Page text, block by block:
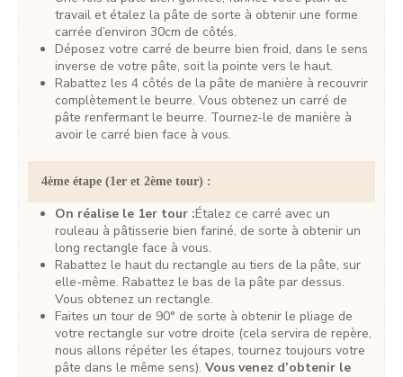
travail et étalez la pâte de sorte à obtenir une forme
carrée d’environ 30cm de côtés.
Déposez votre carré de beurre bien froid, dans le sens
inverse de votre pâte, soit la pointe vers le haut.
Rabattez les 4 côtés de la pâte de manière à recouvrir
complètement le beurre. Vous obtenez un carré de
pâte renfermant le beurre. Tournez-le de manière à
avoir le carré bien face à vous.
4ème étape (1er et 2ème tour) :
On réalise le 1er tour :Étalez ce carré avec un
rouleau à pâtisserie bien fariné, de sorte à obtenir un
long rectangle face à vous.
Rabattez le haut du rectangle au tiers de la pâte, sur
elle-même. Rabattez le bas de la pâte par dessus.
Vous obtenez un rectangle.
Faites un tour de 90° de sorte à obtenir le pliage de
votre rectangle sur votre droite (cela servira de repère,
nous allons répéter les étapes, tournez toujours votre
pâte dans le même sens). Vous venez d’obtenir le